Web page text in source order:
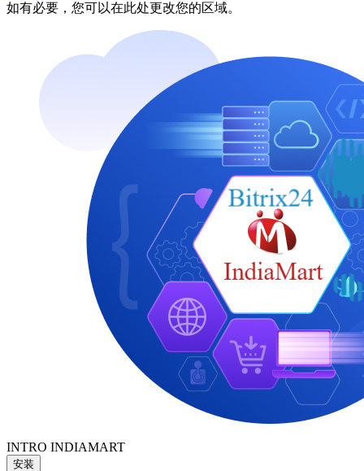
如有必要，您可以在此处更改您的区域。
INTRO INDIAMART
安装